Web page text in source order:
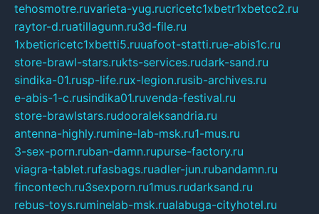
tehosmotre.ruvarieta-yug.rucricetc1xbetr1xbetcc2.ru
raytor-d.ruatillagunn.ru3d-file.ru
1xbeticricetc1xbetti5.ruuafoot-statti.rue-abis1c.ru
store-brawl-stars.rukts-services.rudark-sand.ru
sindika-01.rusp-life.rux-legion.rusib-archives.ru
e-abis-1-c.rusindika01.ruvenda-festival.ru
store-brawlstars.rudooraleksandria.ru
antenna-highly.rumine-lab-msk.ru1-mus.ru
3-sex-porn.ruban-damn.rupurse-factory.ru
viagra-tablet.rufasbags.ruadler-jun.rubandamn.ru
fincontech.ru3sexporn.ru1mus.rudarksand.ru
rebus-toys.ruminelab-msk.rualabuga-cityhotel.ru